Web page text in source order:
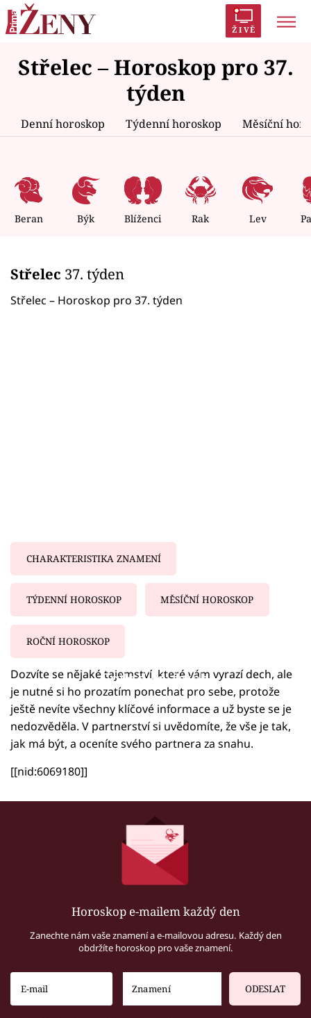
ŽIVĚ
Trendy: Polabí Inspekce Prostřeno!
AYTO?
Proměny
Témata
Celebrity
Seriály
Sledujte nás
Střelec – Horoskop pro 37.
týden
Denní horoskop Týdenní horoskop Měsíční
Beran Býk Blíženci Rak Lev
Střelec 37. týden
Střelec – Horoskop pro 37. týden
CHARAKTERISTIKA ZNAMENÍ
TÝDENNÍ HOROSKOP MĚSÍČNÍ HOROSKOP
ROČNÍ HOROSKOP
Failed to fetch
Dozvíte se nějaké tajemství, které vám vyrazí dech, ale
je nutné si ho prozatím ponechat pro sebe, protože
ještě nevíte všechny klíčové informace a už byste se je
nedozvěděla. V partnerství si uvědomíte, že vše je tak,
jak má být, a oceníte svého partnera za snahu.
[[nid:6069180]]
Horoskop e-mailem každý den
Zanechte nám vaše znamení a e-mailovou adresu. Každý den
obdržíte horoskop pro vaše znamení.
ODESLAT